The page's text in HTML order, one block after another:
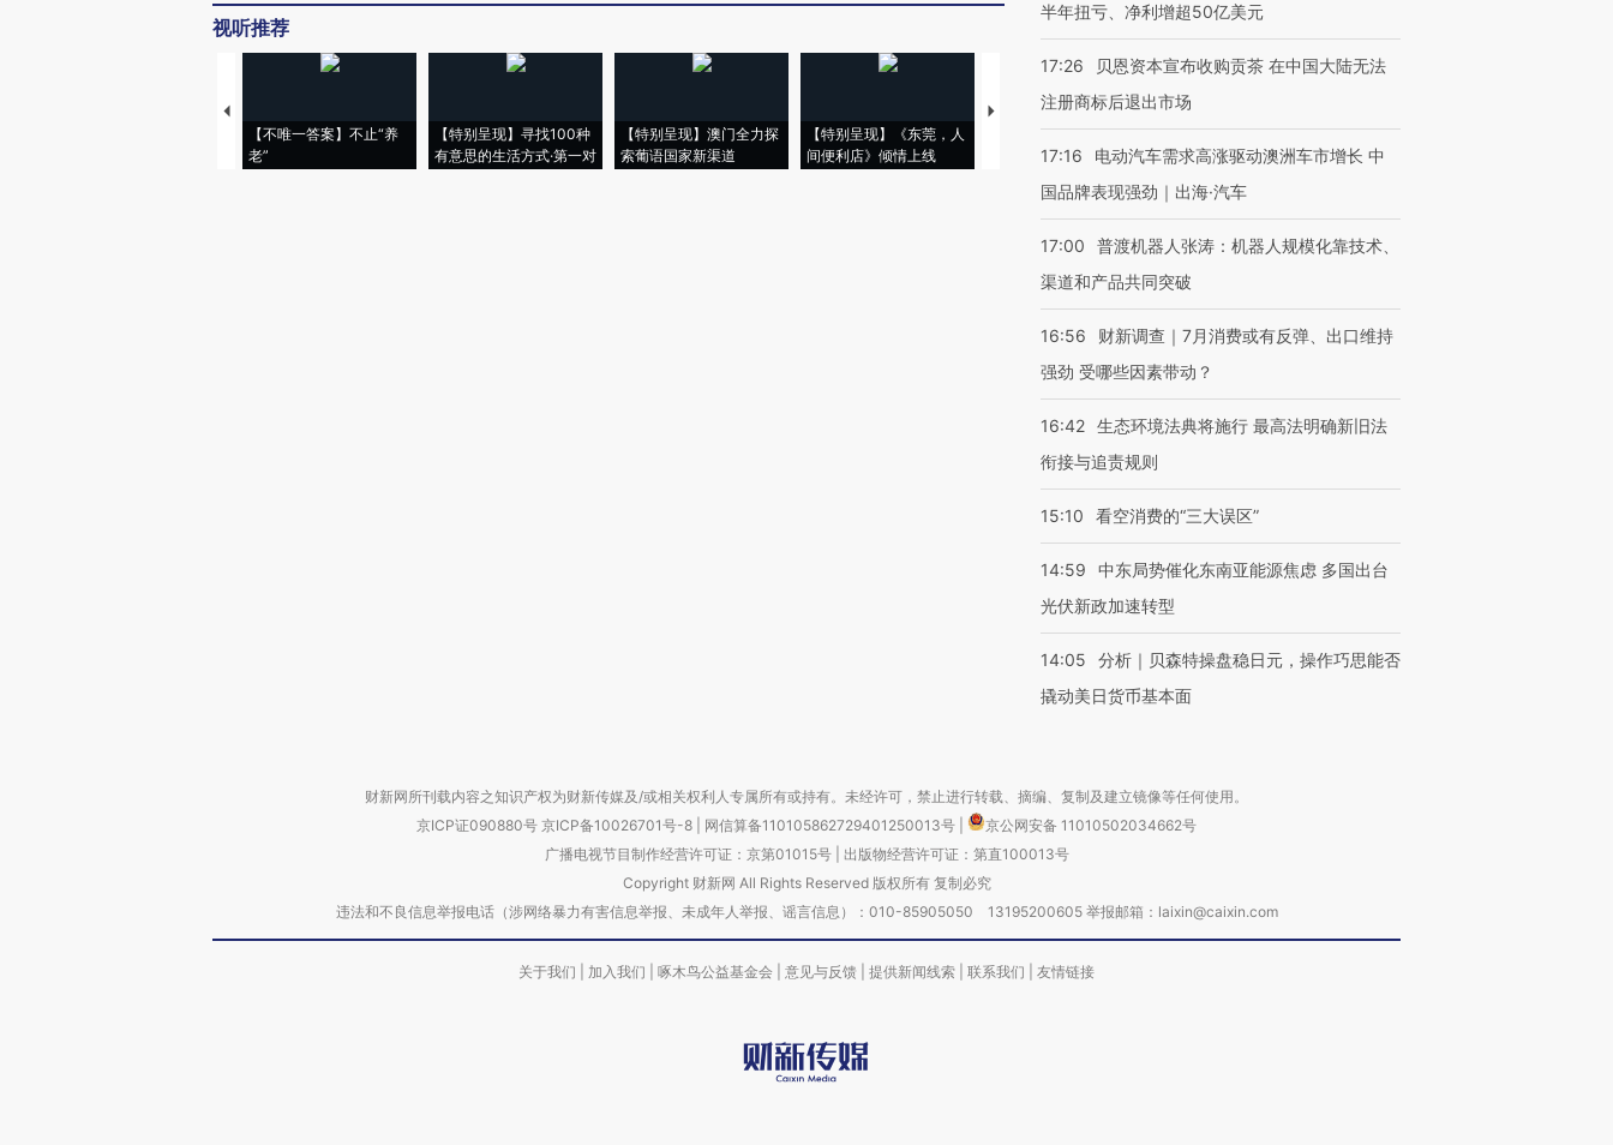
视听推荐
【不唯一答案】不止“养
老”
【特别呈现】寻找100种
有意思的生活方式·第一对
【特别呈现】澳门全力探
索葡语国家新渠道
【特别呈现】《东莞，人
间便利店》倾情上线
【推广】走进第四届链博
会，让数智科技“链”接产
【特别呈现】寻找100种
有意思的生活方式·第三对
CFO：不靠规模取胜，华
住三大增长引擎是什么？
半年扭亏、净利增超50亿美元
17:26
贝恩资本宣布收购贡茶 在中国大陆无法
注册商标后退出市场
17:16
电动汽车需求高涨驱动澳洲车市增长 中
国品牌表现强劲｜出海·汽车
17:00
普渡机器人张涛：机器人规模化靠技术、
渠道和产品共同突破
16:56
财新调查｜7月消费或有反弹、出口维持
强劲 受哪些因素带动？
16:42 生态环境法典将施行 最高法明确新旧法
衔接与追责规则
15:10 看空消费的“三大误区”
14:59
中东局势催化东南亚能源焦虑 多国出台
光伏新政加速转型
14:05
分析｜贝森特操盘稳日元，操作巧思能否
撬动美日货币基本面
财新网所刊载内容之知识产权为财新传媒及/或相关权利人专属所有或持有。未经许可，禁止进行转载、摘编、复制及建立镜像等任何使用。
京ICP证090880号 京ICP备10026701号-8 网信算备110105862729401250013号
京公网安备 11010502034662号
广播电视节目制作经营许可证：京第01015号| 出版物经营许可证：第直100013号
Copyright 财新网 All Rights Reserved 版权所有 复制必究
违法和不良信息举报电话（涉网络暴力有害信息举报、未成年人举报、谣言信息）：010-85905050 13195200605 举报邮箱：laixin@caixin.com
关于我们 加入我们 啄木鸟公益基金会 意见与反馈 提供新闻线索 联系我们 友情链接